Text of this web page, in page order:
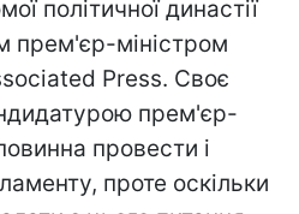
політичної династії
прем'єр-міністром
Press. Своє
прем'єр-
провести і
проте оскільки